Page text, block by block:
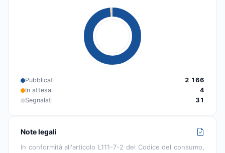
Pubblicati
2 166
In attesa
4
Segnalati
31
Note legali
In conformità all'articolo L111-7-2 del Codice del consumo,